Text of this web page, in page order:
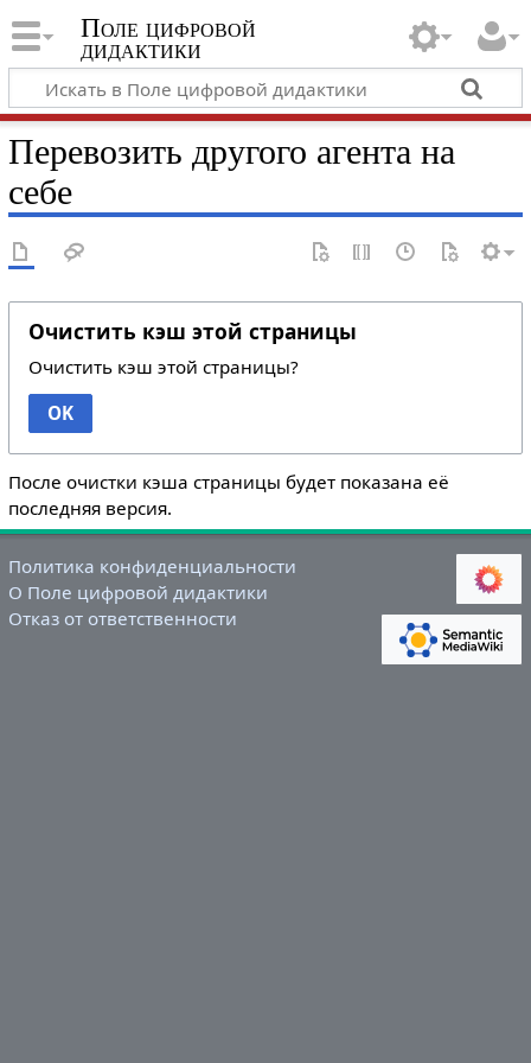
Поле цифровой
дидактики
Перевозить другого агента на
себе
Очистить кэш этой страницы
Очистить кэш этой страницы?
OK
После очистки кэша страницы будет показана её
последняя версия.
Политика конфиденциальности
О Поле цифровой дидактики
Отказ от ответственности